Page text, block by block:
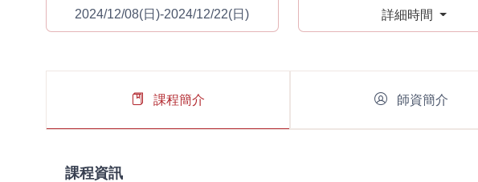
2024/12/08(日)-2024/12/22(日) 詳細時間
課程簡介 師資簡介
課程資訊